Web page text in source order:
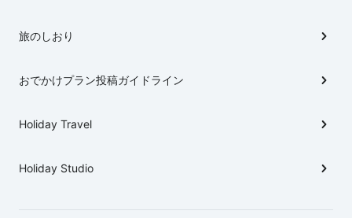
旅のしおり
おでかけプラン投稿ガイドライン
Holiday Travel
Holiday Studio